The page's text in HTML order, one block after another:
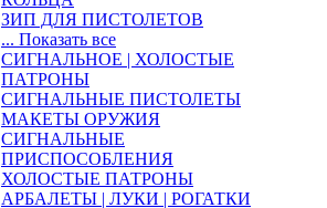
ЗИП ДЛЯ ПИСТОЛЕТОВ
... Показать все
СИГНАЛЬНОЕ | ХОЛОСТЫЕ
ПАТРОНЫ
СИГНАЛЬНЫЕ ПИСТОЛЕТЫ
МАКЕТЫ ОРУЖИЯ
СИГНАЛЬНЫЕ
ПРИСПОСОБЛЕНИЯ
ХОЛОСТЫЕ ПАТРОНЫ
АРБАЛЕТЫ | ЛУКИ | РОГАТКИ